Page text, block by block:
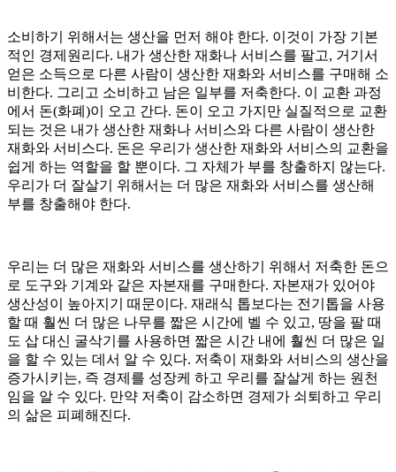
소비하기 위해서는 생산을 먼저 해야 한다. 이것이 가장 기본
적인 경제원리다. 내가 생산한 재화나 서비스를 팔고, 거기서
얻은 소득으로 다른 사람이 생산한 재화와 서비스를 구매해 소
비한다. 그리고 소비하고 남은 일부를 저축한다. 이 교환 과정
에서 돈(화폐)이 오고 간다. 돈이 오고 가지만 실질적으로 교환
되는 것은 내가 생산한 재화나 서비스와 다른 사람이 생산한
재화와 서비스다. 돈은 우리가 생산한 재화와 서비스의 교환을
쉽게 하는 역할을 할 뿐이다. 그 자체가 부를 창출하지 않는다.
우리가 더 잘살기 위해서는 더 많은 재화와 서비스를 생산해
부를 창출해야 한다.
우리는 더 많은 재화와 서비스를 생산하기 위해서 저축한 돈으
로 도구와 기계와 같은 자본재를 구매한다. 자본재가 있어야
생산성이 높아지기 때문이다. 재래식 톱보다는 전기톱을 사용
할 때 훨씬 더 많은 나무를 짧은 시간에 벨 수 있고, 땅을 팔 때
도 삽 대신 굴삭기를 사용하면 짧은 시간 내에 훨씬 더 많은 일
을 할 수 있는 데서 알 수 있다. 저축이 재화와 서비스의 생산을
증가시키는, 즉 경제를 성장케 하고 우리를 잘살게 하는 원천
임을 알 수 있다. 만약 저축이 감소하면 경제가 쇠퇴하고 우리
의 삶은 피폐해진다.